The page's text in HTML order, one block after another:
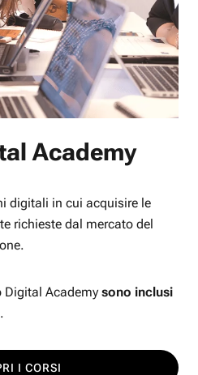
Academy
digitali in cui acquisire le
richieste dal mercato del
Digital Academy sono inclusi
I CORSI